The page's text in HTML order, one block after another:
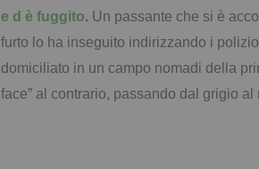
e d è fuggito. Un passante che si è
furto lo ha inseguito indirizzando i
domiciliato in un campo nomadi della
face” al contrario, passando dal grigio al